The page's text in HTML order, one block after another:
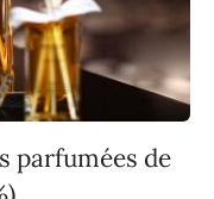
parfumées de